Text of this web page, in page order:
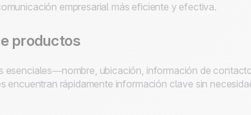
empresarial más eficiente y efectiva.
productos
esenciales—nombre, ubicación, información de
rápidamente información clave sin